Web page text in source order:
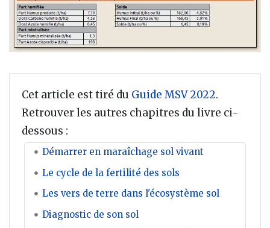
Cet article est tiré du Guide MSV 2022.
Retrouver les autres chapitres du livre ci-
dessous :
Démarrer en maraîchage sol vivant
Le cycle de la fertilité des sols
Les vers de terre dans l'écosystème sol
Diagnostic de son sol